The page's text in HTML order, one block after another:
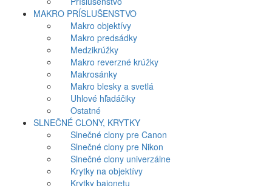
MAKRO PRÍSLUŠENSTVO
Makro objektívy
Makro predsádky
Medzikrúžky
Makro reverzné krúžky
Makrosánky
Makro blesky a svetlá
Uhlové hľadáčiky
Ostatné
SLNEČNÉ CLONY, KRYTKY
Slnečné clony pre Canon
Slnečné clony pre Nikon
Slnečné clony univerzálne
Krytky na objektívy
Krytky bajonetu